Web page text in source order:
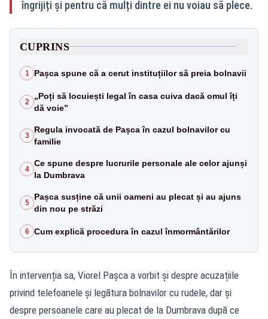
îngrijiți și pentru că mulți dintre ei nu voiau să plece.
CUPRINS
1 Pașca spune că a cerut instituțiilor să preia bolnavii
2
„Poți să locuiești legal în casa cuiva dacă omul îți
dă voie”
3
Regula invocată de Pașca în cazul bolnavilor cu
familie
4
Ce spune despre lucrurile personale ale celor ajunși
la Dumbrava
5
Pașca susține că unii oameni au plecat și au ajuns
din nou pe străzi
6 Cum explică procedura în cazul înmormântărilor
În intervenția sa, Viorel Pașca a vorbit și despre acuzațiile
privind telefoanele și legătura bolnavilor cu rudele, dar și
despre persoanele care au plecat de la Dumbrava după ce